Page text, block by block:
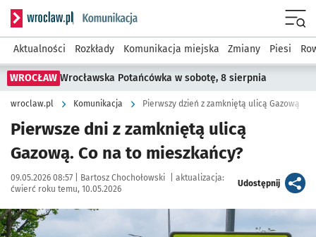
Serwis informacyjny wroclaw.pl podserwis: Komunikacja
Aktualności Rozkłady Komunikacja miejska Zmiany Piesi
WROCŁAW Wrocławska Potańcówka w sobotę, 8 sierpnia
wroclaw.pl Komunikacja Pierwszy dzień z zamkniętą ulicą Gazową
Pierwsze dni z zamkniętą ulicą
Gazową. Co na to mieszkańcy?
Data publikacji:
09.05.2026 08:57 | Autor:
Bartosz Chochołowski
aktualizacja:
ćwierć roku temu, 10.05.2026
Udostępnijartykuł
Kliknij, aby zobaczyć galerię
Kliknij, aby powiększyć